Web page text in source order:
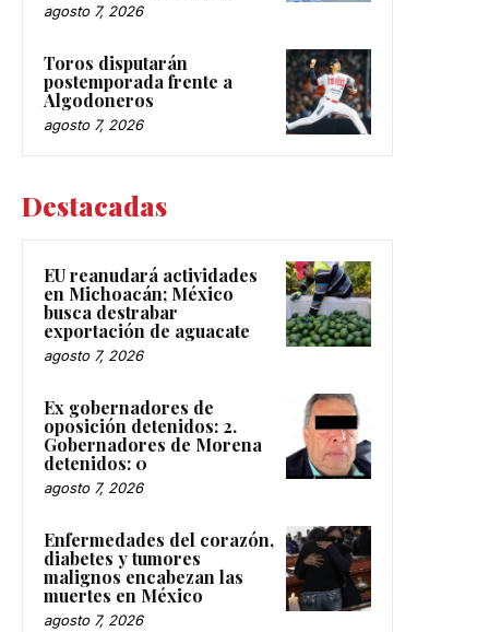
agosto 7, 2026
Toros disputarán
postemporada frente a
Algodoneros
agosto 7, 2026
Destacadas
EU reanudará actividades
en Michoacán; México
busca destrabar
exportación de aguacate
agosto 7, 2026
Ex gobernadores de
oposición detenidos: 2.
Gobernadores de Morena
detenidos: 0
agosto 7, 2026
Enfermedades del corazón,
diabetes y tumores
malignos encabezan las
muertes en México
agosto 7, 2026